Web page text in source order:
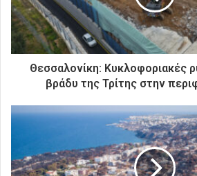
λ
ε
κ
τ
ι
α
Θεσσαλονίκη: Κυκλοφοριακές
βράδυ της Τρίτης στην